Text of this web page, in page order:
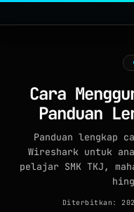
ARTIKEL
GALERI
WALLPAPER
Cara
Panduan
Panduan lengkap
Wireshark untuk
pelajar SMK TKJ,
Diterbitkan: